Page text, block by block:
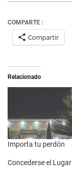
COMPARTE :
Compartir
Relacionado
Importa tu perdón
Concederse el Lugar